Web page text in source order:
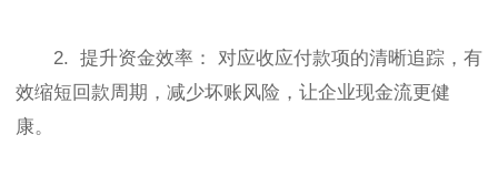
2. 提升资金效率： 对应收应付款项的清晰追踪，有
效缩短回款周期，减少坏账风险，让企业现金流更健
康。